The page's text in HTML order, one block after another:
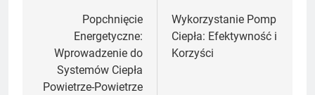
Popchnięcie
Energetyczne:
Wprowadzenie do
Systemów Ciepła
Powietrze-Powietrze
Wykorzystanie Pomp
Ciepła: Efektywność i
Korzyści